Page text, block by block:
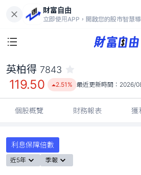
財富自由
立即使用APP，開啟您的股市智慧導
119.50
2.51%
英柏得 7843
119.50 2.51% 最近更新時間： 2026/
個股概覽 財務報表 獲
利息保障倍數
近5年 季報